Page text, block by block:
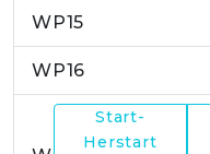
WP15
WP16
Start-
Herstart